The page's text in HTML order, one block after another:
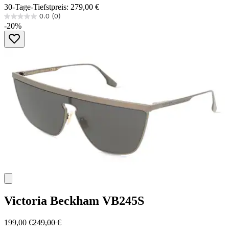
30-Tage-Tiefstpreis: 279,00 €
0.0 (0)
0.0
von
Sternen.
-20%
Victoria Beckham VB245S
199,00 €249,00 €